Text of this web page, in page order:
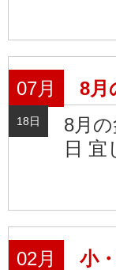
07月 8月
18日
8月
日 宜
02月 小